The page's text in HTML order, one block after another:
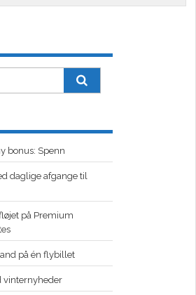
bonus: Spenn
daglige afgange til
på Premium
på én flybillet
vinternyheder